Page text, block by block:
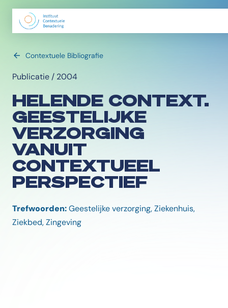
Contextuele Bibliografie
Publicatie / 2004
HELENDE CONTEXT.
GEESTELIJKE
VERZORGING
VANUIT
CONTEXTUEEL
PERSPECTIEF
Trefwoorden:Geestelijke verzorging, Ziekenhuis,
Ziekbed, Zingeving